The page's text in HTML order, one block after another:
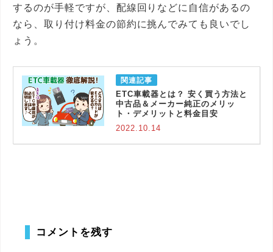
するのが手軽ですが、配線回りなどに自信があるの
なら、取り付け料金の節約に挑んでみても良いでし
ょう。
ETC車載器とは？ 安く買う方法と
中古品＆メーカー純正のメリッ
ト・デメリットと料金目安
2022.10.14
コメントを残す